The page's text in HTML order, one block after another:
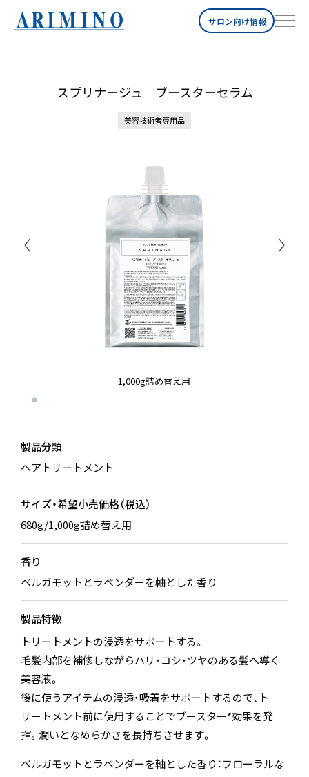
サロン向け情報
スプリナージュ ブースターセラム
美容技術者専用品
1,000g詰め替え用
製品分類
ヘアトリートメント
サイズ・希望小売価格（税込）
680g/1,000g詰め替え用
香り
ベルガモットとラベンダーを軸とした香り
製品特徴
トリートメントの浸透をサポートする。
毛髪内部を補修しながらハリ・コシ・ツヤのある髪へ導く
美容液。
後に使うアイテムの浸透・吸着をサポートするので、ト
リートメント前に使用することでブースター*効果を発
揮。潤いとなめらかさを長持ちさせます。
ベルガモットとラベンダーを軸とした香り：フローラルな